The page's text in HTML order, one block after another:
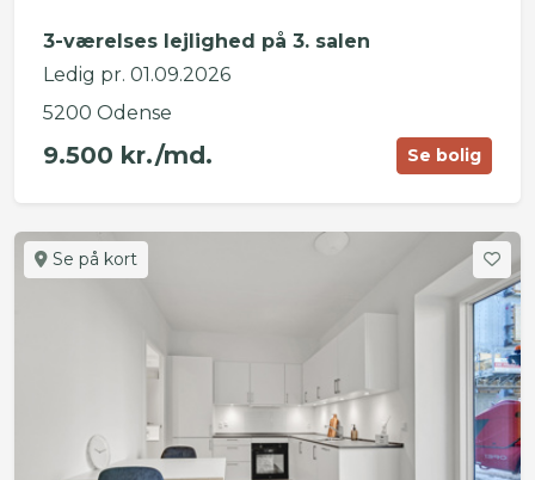
3-værelses lejlighed på 3. salen
Ledig pr. 01.09.2026
5200 Odense
9.500 kr./md. Se bolig
Se på kort